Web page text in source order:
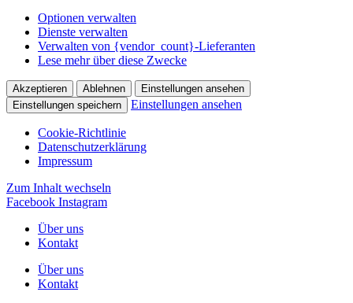
Optionen verwalten
Dienste verwalten
Verwalten von {vendor_count}-Lieferanten
Lese mehr über diese Zwecke
Akzeptieren Ablehnen
Einstellungen ansehen
Einstellungen speichern
Einstellungen ansehen
Cookie-Richtlinie
Datenschutzerklärung
Impressum
Zum Inhalt wechseln
Facebook Instagram
Über uns
Kontakt
Über uns
Kontakt